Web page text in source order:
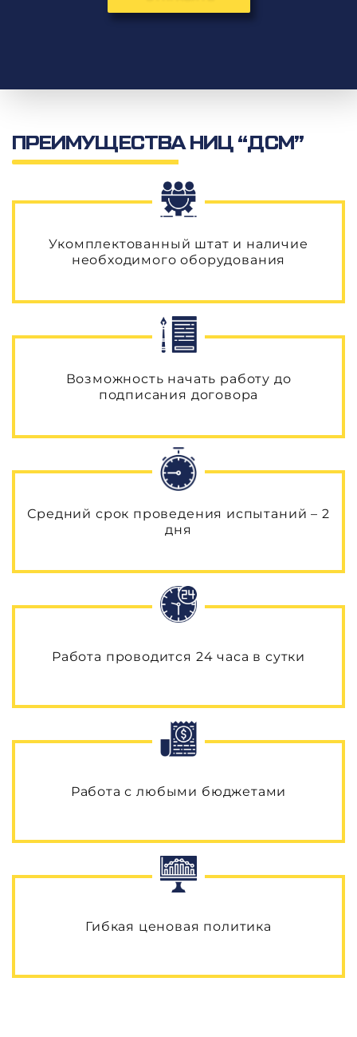
Определение освещенности объекта
Видеорегистрация дефектов на дорожном покрытии
Паспортизация автомобильных дорог
ПРЕИМУЩЕСТВА НИЦ “ДСМ”
Укомплектованный штат и наличие
необходимого оборудования
Возможность начать работу до
подписания договора
Средний срок проведения испытаний – 2
дня
Работа проводится 24 часа в сутки
Работа с любыми бюджетами
Гибкая ценовая политика